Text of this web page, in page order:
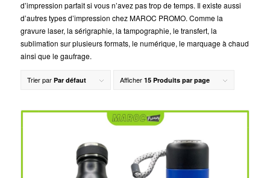
d’impression parfait si vous n’avez pas trop de temps. Il existe aussi
d’autres types d’impression chez MAROC PROMO. Comme la
gravure laser, la sérigraphie, la tampographie, le transfert, la
sublimation sur plusieurs formats, le numérique, le marquage à chaud
ainsi que le gaufrage.
Trier par Par défaut Afficher 15 Produits par page